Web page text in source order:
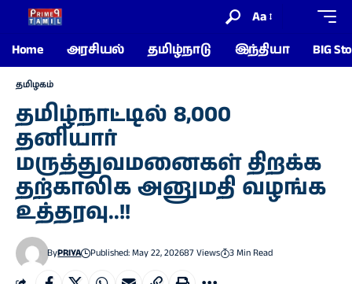
Aa
Home
அரசியல் தமிழ்நாடு இந்தியா BIG
தமிழகம்
தமிழ்நாட்டில் 8,000
தனியார்
மருத்துவமனைகள் திறக்க
தற்காலிக அனுமதி வழங்க
உத்தரவு..!!
ByPRIYA Published: May 22, 202687 Views 3 Min Read